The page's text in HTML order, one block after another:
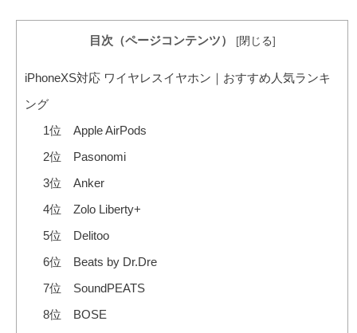
目次（ページコンテンツ） [閉じる]
iPhoneXS対応 ワイヤレスイヤホン｜おすすめ人気ランキ
ング
1位 Apple AirPods
2位 Pasonomi
3位 Anker
4位 Zolo Liberty+
5位 Delitoo
6位 Beats by Dr.Dre
7位 SoundPEATS
8位 BOSE